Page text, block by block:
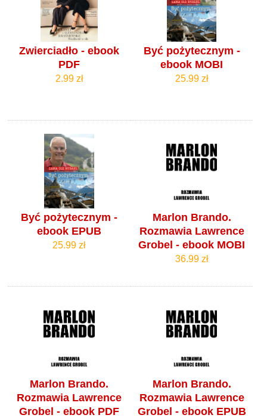
Zwierciadło - ebook
PDF
2.99 zł
Być pożytecznym -
ebook MOBI
25.99 zł
Być pożytecznym -
ebook EPUB
25.99 zł
Marlon Brando.
Rozmawia Lawrence
Grobel - ebook MOBI
36.99 zł
Marlon Brando.
Rozmawia Lawrence
Grobel - ebook PDF
Marlon Brando.
Rozmawia Lawrence
Grobel - ebook EPUB